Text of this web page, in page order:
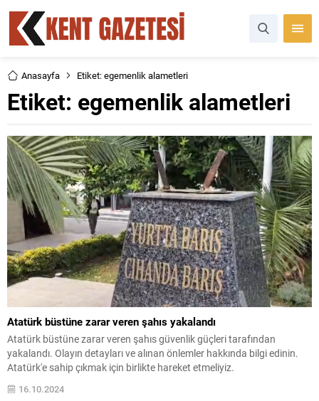
Anasayfa Etiket: egemenlik alametleri
Etiket: egemenlik alametleri
Atatürk büstüne zarar veren şahıs yakalandı
Atatürk büstüne zarar veren şahıs güvenlik güçleri tarafından
yakalandı. Olayın detayları ve alınan önlemler hakkında bilgi edinin.
Atatürk'e sahip çıkmak için birlikte hareket etmeliyiz.
16.10.2024